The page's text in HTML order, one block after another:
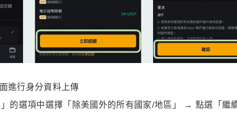
進行身分資料上傳
的選項中選擇「除美國外的所有國家/地區」 → 點選「繼